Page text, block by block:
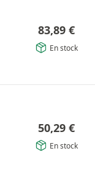
83,89 €
En stock
50,29 €
En stock